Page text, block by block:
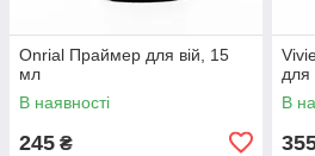
Onrial Праймер для вій, 15
мл
В наявності
245 ₴
для
В